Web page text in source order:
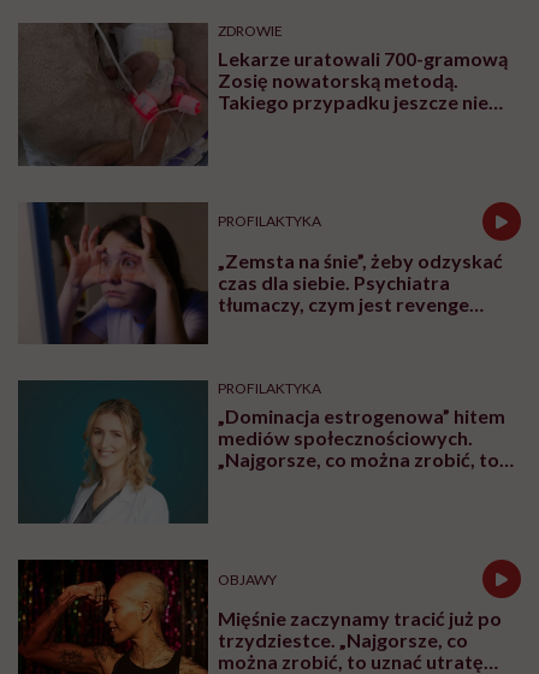
ZDROWIE
Lekarze uratowali 700-gramową
Zosię nowatorską metodą.
Takiego przypadku jeszcze nie
PROFILAKTYKA
„Zemsta na śnie”, żeby odzyskać
czas dla siebie. Psychiatra
tłumaczy, czym jest revenge
PROFILAKTYKA
„Dominacja estrogenowa” hitem
mediów społecznościowych.
„Najgorsze, co można zrobić, to
OBJAWY
Mięśnie zaczynamy tracić już po
trzydziestce. „Najgorsze, co
można zrobić, to uznać utratę